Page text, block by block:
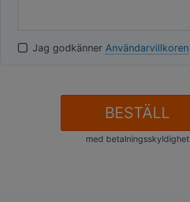
Jag godkänner Användarvillkoren
BESTÄLL
med betalningsskyldighet